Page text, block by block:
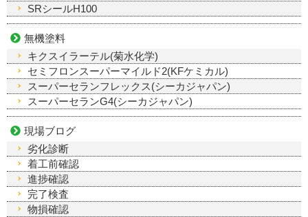
SRシールH100
無機塗料
キクスイラーテル(菊水化学)
セミフロンスーパーマイルド2(KFケミカル)
スーパーセランフレックス(シーカジャパン)
スーパーセランG4(シーカジャパン)
現場ブログ
劣化診断
着工前確認
進捗確認
完了検査
物損確認